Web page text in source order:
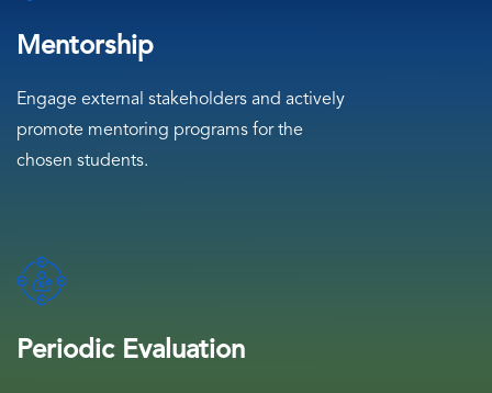
Mentorship
Engage external stakeholders and actively
promote mentoring programs for the
chosen students.
SVG
Icon
Periodic Evaluation